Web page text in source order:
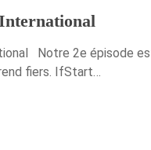
Notre 2e épisode
fiers. IfStart…